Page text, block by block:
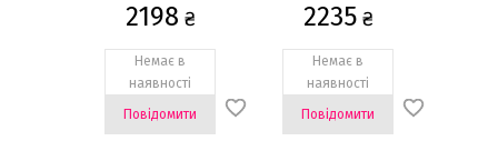
2198 ₴
Немає в
наявності
Повідомити
2235₴
Немає в
наявності
Повідомити